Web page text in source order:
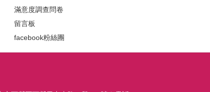
滿意度調查問卷
留言板
facebook粉絲團